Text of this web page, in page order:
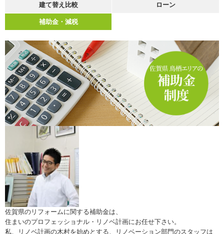
建て替え比較 ローン
補助金・減税
佐賀県のリフォームに関する補助金は、
住まいのプロフェッショナル・リノベ計画にお任せ下さい。
私、リノベ計画の木村を始めとする、リノベーション部門のスタッフは